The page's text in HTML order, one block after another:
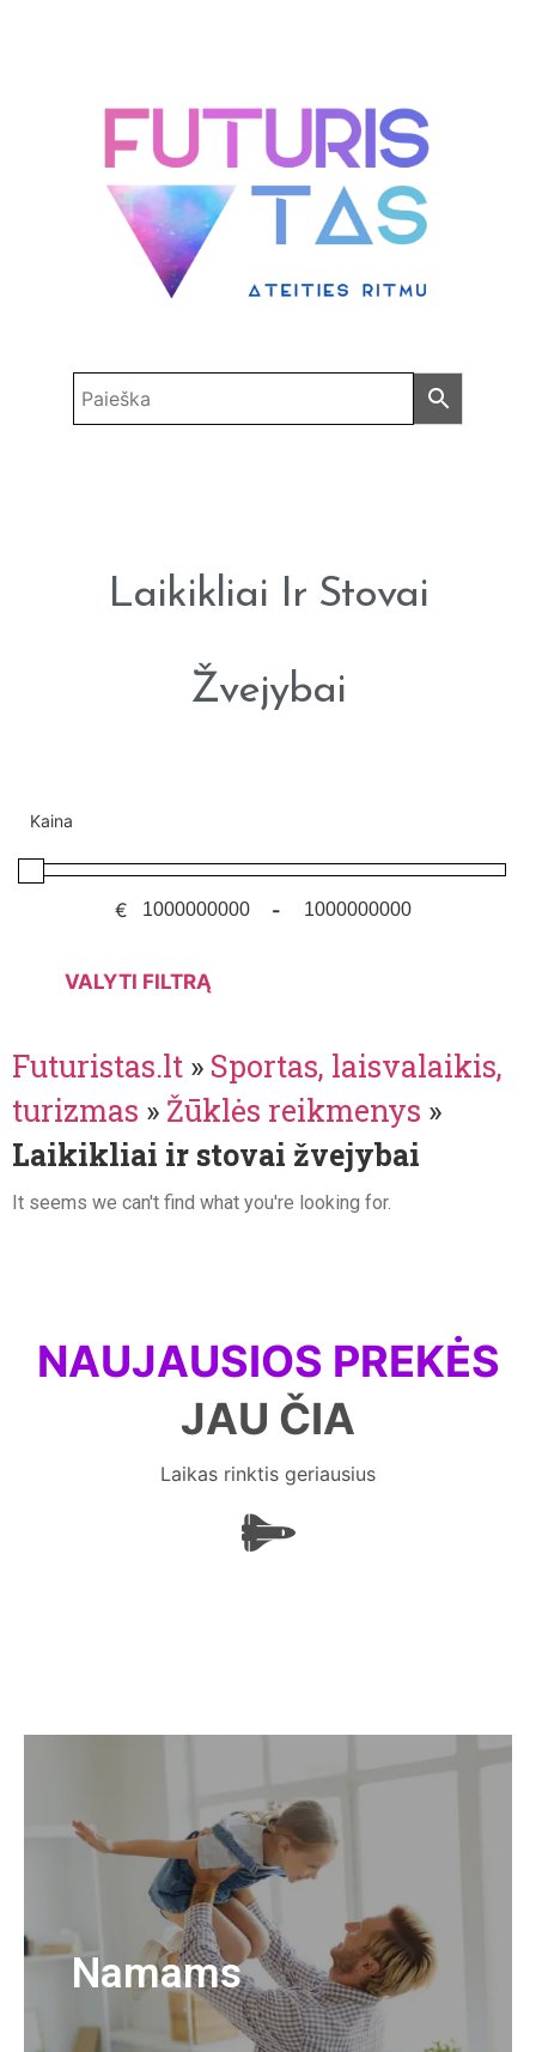
Laikikliai Ir Stovai
Žvejybai
Kaina
€ -
VALYTI FILTRĄ
Futuristas.lt » Sportas, laisvalaikis,
turizmas » Žūklės reikmenys »
Laikikliai ir stovai žvejybai
It seems we can't find what you're looking for.
NAUJAUSIOS PREKĖS
JAU ČIA
Laikas rinktis geriausius
Namams